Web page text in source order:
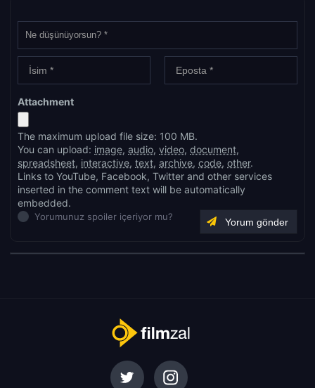
Attachment
The maximum upload file size: 100 MB.
You can upload: image, audio, video, document,
spreadsheet, interactive, text, archive, code, other.
Links to YouTube, Facebook, Twitter and other services
inserted in the comment text will be automatically
embedded.
Yorumunuz spoiler içeriyor mu?